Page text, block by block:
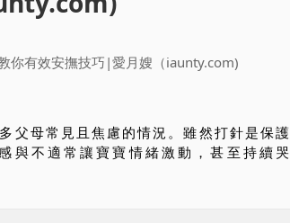
父母常見且焦慮的情況。雖然打針是保護
與不適常讓寶寶情緒激動，甚至持續哭